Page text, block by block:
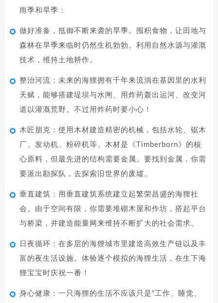
雨季和旱季：
做好准备，抵御不断来袭的旱季。囤积食物，让田地与
森林在旱季来临时仍然生机勃勃。利用自然水源与灌溉
技术，维持土地耕作。
整治河流：未来的海狸拥有千年来流淌在基因里的水利
天赋，能够搭建堤坝与水闸、用炸药轰出运河、改变河
道以灌溉荒野。不过用炸药时要小心！
木匠朋克：使用木材建造精密的机械，包括水轮、锯木
厂、发动机、粉碎机等。木材是《Timberborn》的核
心原料，但最先进的结构需要金属。要找到金属，你需
要派出勘探队，去探索旧世界的废墟。
垂直建筑：用垂直建筑系统建立起繁荣昌盛的海狸社
会。由于空间有限，你需要堆砌木屋和作坊，搭起平台
与桥梁，并建造能量网来维持不断扩大的社会需求。
日夜循环：在多层的海狸城市里建造高效生产链以及丰
富的夜生活设施。体验逐个模拟的海狸生活，在生下海
狸宝宝时庆祝一番！
身心健康：一只海狸的生活不应该只是“工作、睡觉、